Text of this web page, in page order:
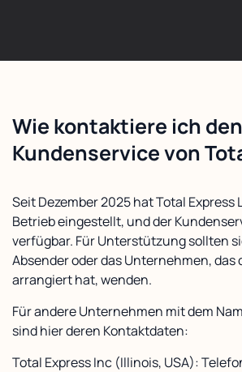
Wie kontaktiere ich den
Kundenservice von
Seit Dezember 2025 hat Total Express
Betrieb eingestellt, und der
verfügbar. Für Unterstützung sollten
Absender oder das Unternehmen, das
arrangiert hat, wenden.
Für andere Unternehmen mit dem
sind hier deren Kontaktdaten:
Total Express Inc (Illinois, USA):